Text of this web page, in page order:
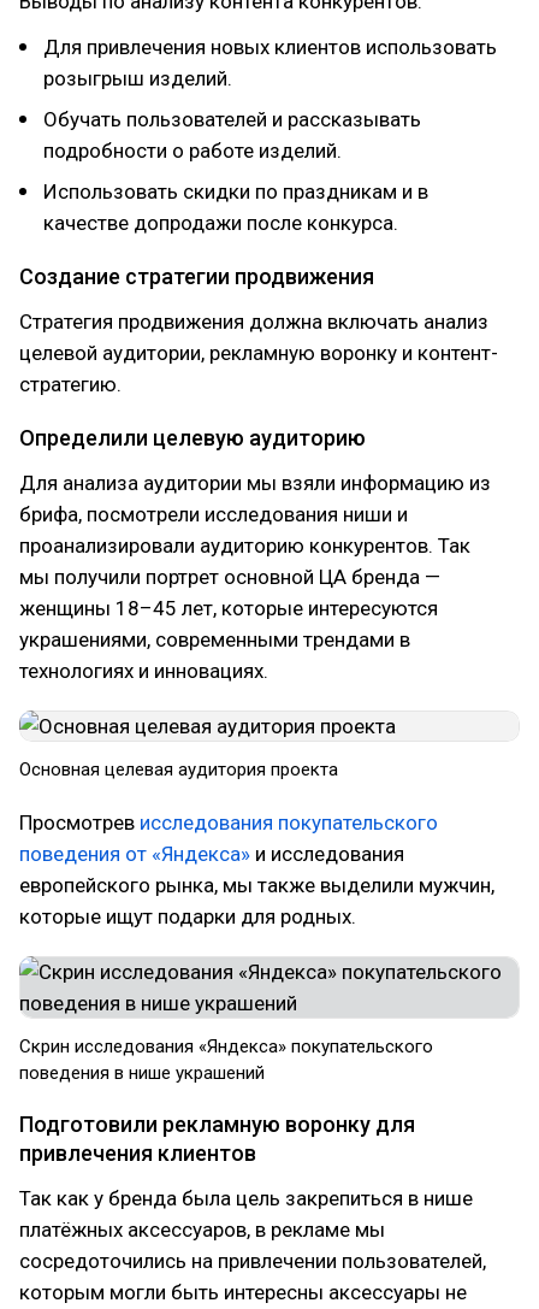
Для привлечения новых клиентов использовать
розыгрыш изделий.
Обучать пользователей и рассказывать
подробности о работе изделий.
Использовать скидки по праздникам и в
качестве допродажи после конкурса.
Создание стратегии продвижения
Стратегия продвижения должна включать анализ
целевой аудитории, рекламную воронку и контент-
стратегию.
Определили целевую аудиторию
Для анализа аудитории мы взяли информацию из
брифа, посмотрели исследования ниши и
проанализировали аудиторию конкурентов. Так
мы получили портрет основной ЦА бренда —
женщины 18–45 лет, которые интересуются
украшениями, современными трендами в
технологиях и инновациях.
Основная целевая аудитория проекта
Просмотрев исследования покупательского
поведения от «Яндекса» и исследования
европейского рынка, мы также выделили мужчин,
которые ищут подарки для родных.
Скрин исследования «Яндекса» покупательского
поведения в нише украшений
Подготовили рекламную воронку для
привлечения клиентов
Так как у бренда была цель закрепиться в нише
платёжных аксессуаров, в рекламе мы
сосредоточились на привлечении пользователей,
которым могли быть интересны аксессуары не